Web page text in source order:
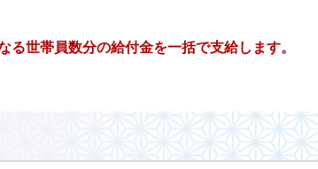
世帯員数分の給付金を一括で支給します。